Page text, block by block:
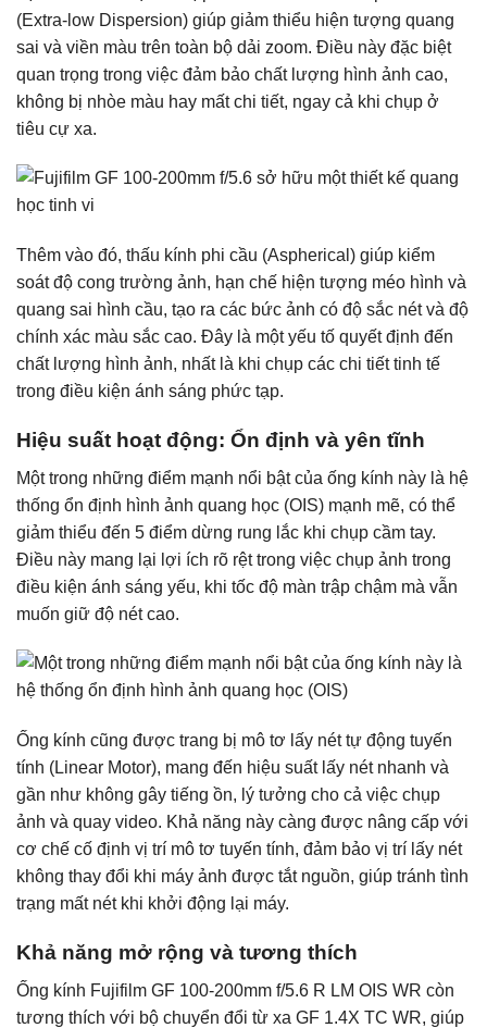
(Extra-low Dispersion) giúp giảm thiểu hiện tượng quang
sai và viền màu trên toàn bộ dải zoom. Điều này đặc biệt
quan trọng trong việc đảm bảo chất lượng hình ảnh cao,
không bị nhòe màu hay mất chi tiết, ngay cả khi chụp ở
tiêu cự xa.
Thêm vào đó, thấu kính phi cầu (Aspherical) giúp kiểm
soát độ cong trường ảnh, hạn chế hiện tượng méo hình và
quang sai hình cầu, tạo ra các bức ảnh có độ sắc nét và độ
chính xác màu sắc cao. Đây là một yếu tố quyết định đến
chất lượng hình ảnh, nhất là khi chụp các chi tiết tinh tế
trong điều kiện ánh sáng phức tạp.
Hiệu suất hoạt động: Ổn định và yên tĩnh
Một trong những điểm mạnh nổi bật của ống kính này là hệ
thống ổn định hình ảnh quang học (OIS) mạnh mẽ, có thể
giảm thiểu đến 5 điểm dừng rung lắc khi chụp cầm tay.
Điều này mang lại lợi ích rõ rệt trong việc chụp ảnh trong
điều kiện ánh sáng yếu, khi tốc độ màn trập chậm mà vẫn
muốn giữ độ nét cao.
Ống kính cũng được trang bị mô tơ lấy nét tự động tuyến
tính (Linear Motor), mang đến hiệu suất lấy nét nhanh và
gần như không gây tiếng ồn, lý tưởng cho cả việc chụp
ảnh và quay video. Khả năng này càng được nâng cấp với
cơ chế cố định vị trí mô tơ tuyến tính, đảm bảo vị trí lấy nét
không thay đổi khi máy ảnh được tắt nguồn, giúp tránh tình
trạng mất nét khi khởi động lại máy.
Khả năng mở rộng và tương thích
Ống kính Fujifilm GF 100-200mm f/5.6 R LM OIS WR còn
tương thích với bộ chuyển đổi từ xa GF 1.4X TC WR, giúp